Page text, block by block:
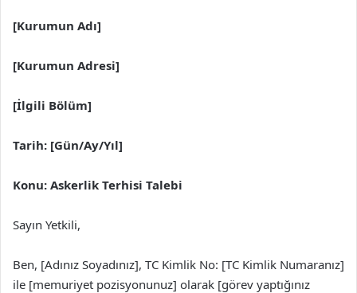
[Kurumun Adı]
[Kurumun Adresi]
[İlgili Bölüm]
Tarih: [Gün/Ay/Yıl]
Konu: Askerlik Terhisi Talebi
Sayın Yetkili,
Ben, [Adınız Soyadınız], TC Kimlik No: [TC Kimlik Numaranız]
ile [memuriyet pozisyonunuz] olarak [görev yaptığınız